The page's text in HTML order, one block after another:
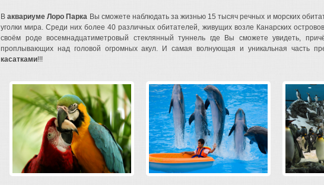
Ваквариуме Лоро Парка Вы сможете наблюдать за жизнью 15 тысяч речных и морских
уголки мира. Среди них более 40 различных обитателей, живущих возле Канарских
своём роде восемнадцатиметровый стеклянный туннель где Вы сможете увидеть,
проплывающих над головой огромных акул. И самая волнующая и уникальная часть
касатками!!!